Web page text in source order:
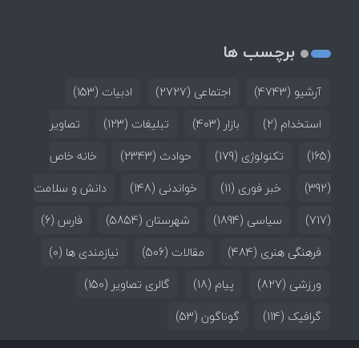
برچسب ها
آرشیو (4743) اجتماعی (2727) ادبیات (153)
استخدام (2) بازار (403) تبلیغات (123)
تصاویر
(165)
تکنولوژی (179) حوادث (2343)
خانه خاص
(392)
خبر فوری (11) خواندنی (148)
دانش و سلامت
(717)
سیاسی (1894) شهرستان (5854) فارس (6)
فرهنگی هنری (484) مقالات (506) نیازمندی ها (0)
ورزشی (827) پیام (18) گالری تصاویر (150)
گرافیک (114) گوناگون (53)